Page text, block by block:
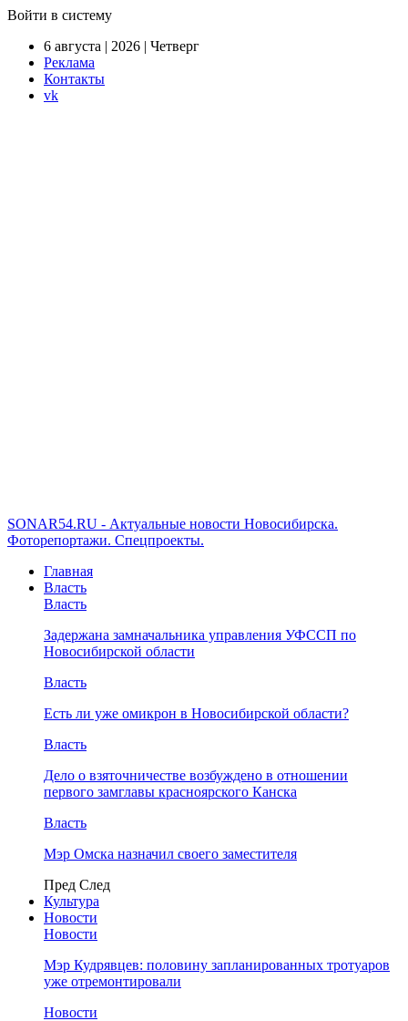
Войти в систему
6 августа | 2026 | Четверг
Реклама
Контакты
vk
SONAR54.RU - Актуальные новости Новосибирска.
Фоторепортажи. Спецпроекты.
Главная
Власть
Власть
Задержана замначальника управления УФССП по
Новосибирской области
Власть
Есть ли уже омикрон в Новосибирской области?
Власть
Дело о взяточничестве возбуждено в отношении
первого замглавы красноярского Канска
Власть
Мэр Омска назначил своего заместителя
Пред След
Культура
Новости
Новости
Мэр Кудрявцев: половину запланированных тротуаров
уже отремонтировали
Новости